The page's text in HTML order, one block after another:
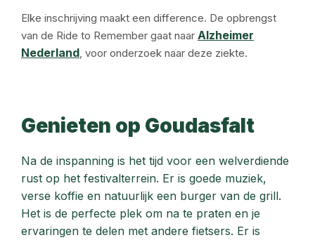
Elke inschrijving maakt een difference. De opbrengst
van de Ride to Remember gaat naar Alzheimer
Nederland , voor onderzoek naar deze ziekte.
Genieten op Goudasfalt
Na de inspanning is het tijd voor een welverdiende
rust op het festivalterrein. Er is goede muziek,
verse koffie en natuurlijk een burger van de grill.
Het is de perfecte plek om na te praten en je
ervaringen te delen met andere fietsers. Er is